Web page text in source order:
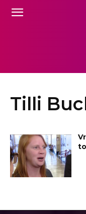
Tilli